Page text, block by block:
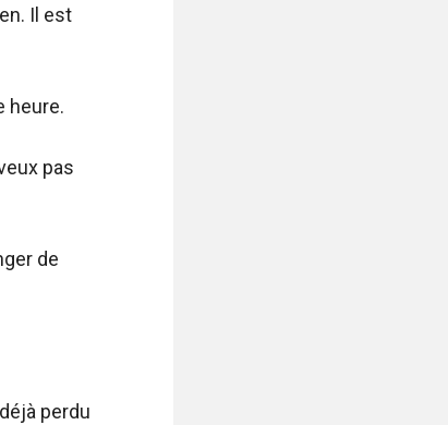
Il est
heure.
pas
de
perdu